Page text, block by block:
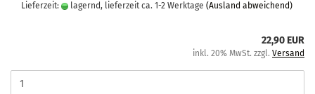
Lieferzeit:
lagernd, lieferzeit ca. 1-2 Werktage (Ausland abweichend)
22,90 EUR
inkl. 20% MwSt. zzgl. Versand